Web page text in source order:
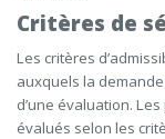
Critères de
Les critères
auxquels la
d’une évaluation.
évalués selon les